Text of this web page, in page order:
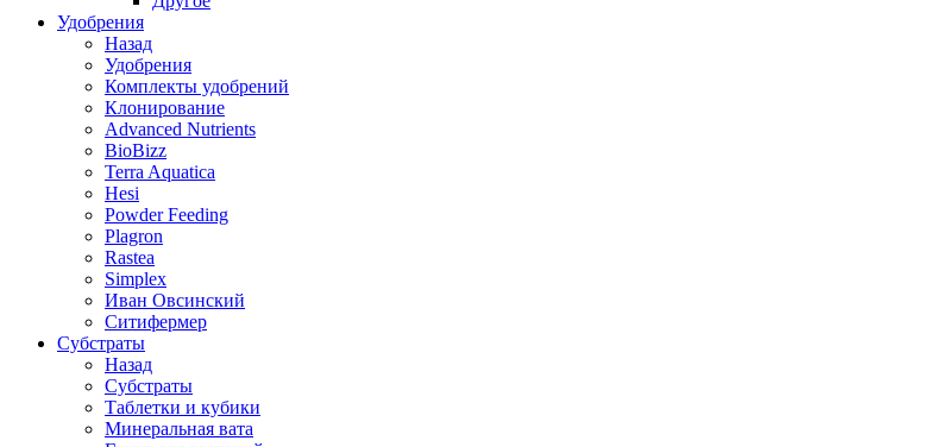
Удобрения
Назад
Удобрения
Комплекты удобрений
Клонирование
Advanced Nutrients
BioBizz
Terra Aquatica
Hesi
Powder Feeding
Plagron
Rastea
Simplex
Иван Овсинский
Ситифермер
Субстраты
Назад
Субстраты
Таблетки и кубики
Минеральная вата